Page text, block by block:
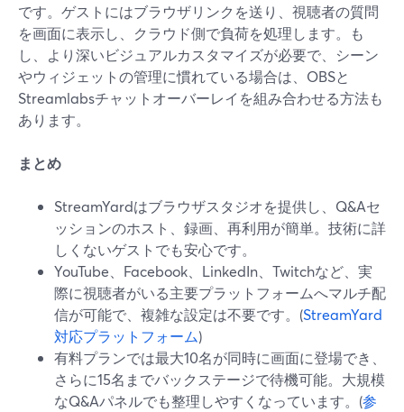
です。ゲストにはブラウザリンクを送り、視聴者の質問
を画面に表示し、クラウド側で負荷を処理します。も
し、より深いビジュアルカスタマイズが必要で、シーン
やウィジェットの管理に慣れている場合は、OBSと
Streamlabsチャットオーバーレイを組み合わせる方法も
あります。
まとめ
StreamYardはブラウザスタジオを提供し、Q&Aセ
ッションのホスト、録画、再利用が簡単。技術に詳
しくないゲストでも安心です。
YouTube、Facebook、LinkedIn、Twitchなど、実
際に視聴者がいる主要プラットフォームへマルチ配
信が可能で、複雑な設定は不要です。(StreamYard
対応プラットフォーム)
有料プランでは最大10名が同時に画面に登場でき、
さらに15名までバックステージで待機可能。大規模
なQ&Aパネルでも整理しやすくなっています。(参